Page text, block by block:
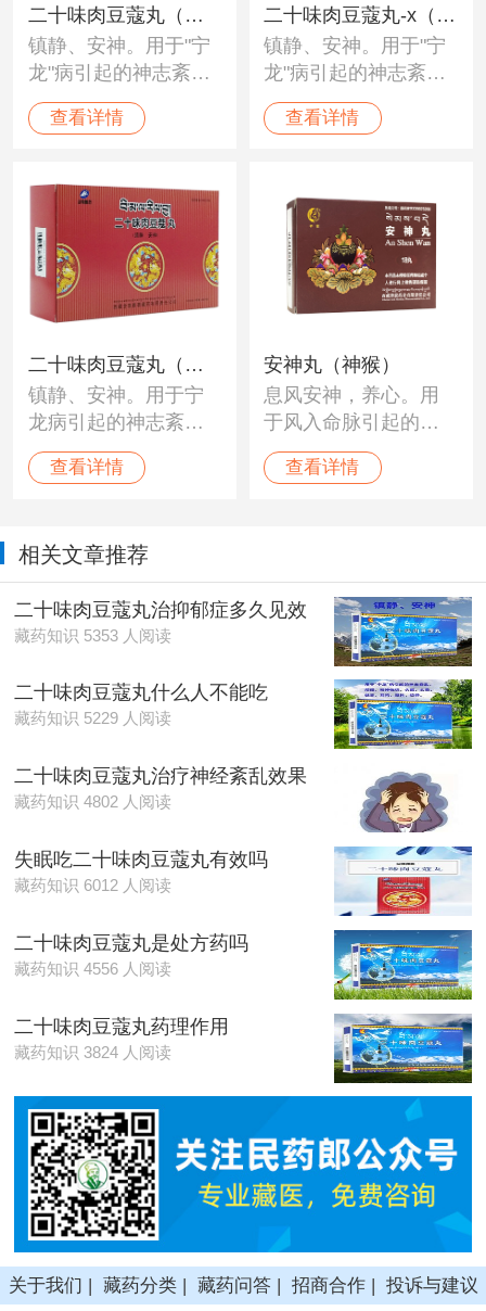
二十味肉豆蔻丸（神
猴）
镇静、安神。用于"宁
龙"病引起的神志紊
乱、烦燥、精神恍
惚、失眠、头晕、健
悸。
查看详情
二十味肉豆蔻丸-x（神
猴）
镇静、安神。用于"宁
龙"病引起的神志紊
乱、烦燥、精神恍
惚、失眠、头晕、健
查看详情
二十味肉豆蔻丸（金
珠雅砻）
镇静、安神。用于宁
龙病引起的神志紊
乱，烦躁，精神恍
惚，失眠，头晕，健
查看详情
安神丸（神猴）
息风安神，养心。用
于风入命脉引起的神
昏谵语，心悸颤抖，
癫狂，哑结及其他精
查看详情
相关文章推荐
二十味肉豆蔻丸治抑郁症多久见效
藏药知识 5353 人阅读
二十味肉豆蔻丸什么人不能吃
藏药知识 5229 人阅读
二十味肉豆蔻丸治疗神经紊乱效果
藏药知识 4802 人阅读
失眠吃二十味肉豆蔻丸有效吗
藏药知识 6012 人阅读
二十味肉豆蔻丸是处方药吗
藏药知识 4556 人阅读
二十味肉豆蔻丸药理作用
藏药知识 3824 人阅读
关于我们 | 藏药分类| 藏药问答| 招商合作| 投诉与建议